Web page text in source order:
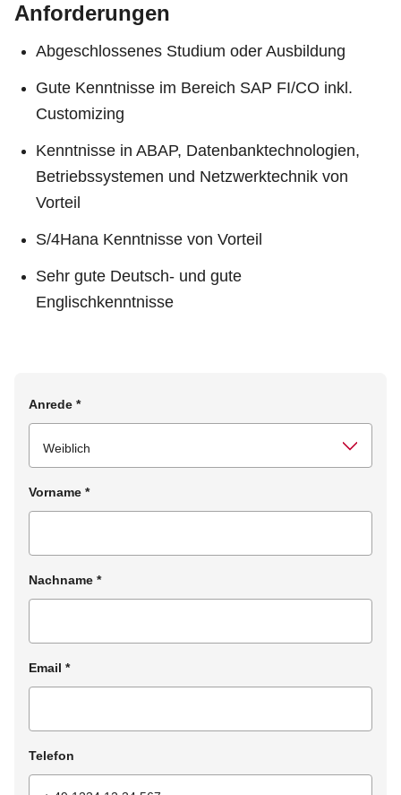
Anforderungen
Abgeschlossenes Studium oder Ausbildung
Gute Kenntnisse im Bereich SAP FI/CO inkl.
Customizing
Kenntnisse in ABAP, Datenbanktechnologien,
Betriebssystemen und Netzwerktechnik von
Vorteil
S/4Hana Kenntnisse von Vorteil
Sehr gute Deutsch- und gute
Englischkenntnisse
Anrede *
Vorname *
Nachname *
Email *
Telefon